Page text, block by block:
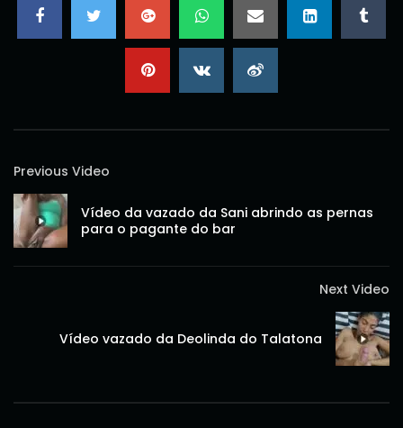
Previous Video
Vídeo da vazado da Sani abrindo as pernas
para o pagante do bar
Next Video
Vídeo vazado da Deolinda do Talatona